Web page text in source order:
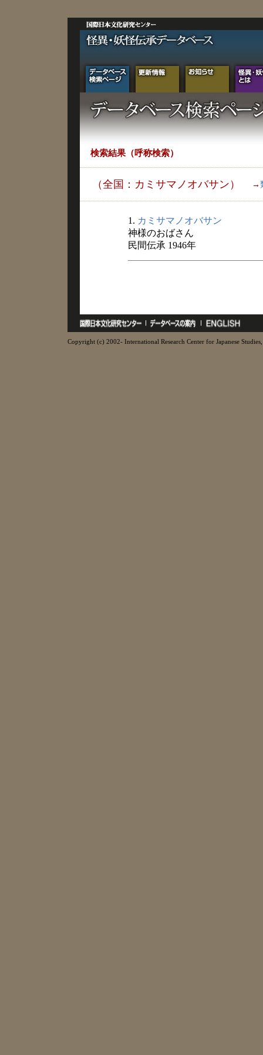
検索結果（呼称検索）
（全国：カミサマノオバサン） →
1. カミサマノオバサン
神様のおばさん
民間伝承 1946年
Copyright (c) 2002- International Research Center for Japanese